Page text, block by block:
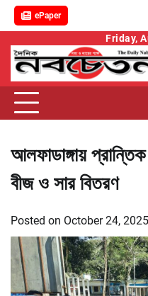
ePaper
content
Friday,
আলফাডাঙ্গায়
বীজ ও সার বিতরণ
Posted on October 24, 2025